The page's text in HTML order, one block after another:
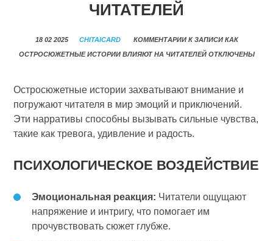
ЧИТАТЕЛЕЙ
18 02 2025 CHITAICARD КОММЕНТАРИИК ЗАПИСИ КАК
ОСТРОСЮЖЕТНЫЕ ИСТОРИИ ВЛИЯЮТ НА ЧИТАТЕЛЕЙОТКЛЮЧЕНЫ
Остросюжетные истории захватывают внимание и
погружают читателя в мир эмоций и приключений.
Эти нарративы способны вызывать сильные чувства,
такие как тревога, удивление и радость.
ПСИХОЛОГИЧЕСКОЕ ВОЗДЕЙСТВИЕ
Эмоциональная реакция: Читатели ощущают
напряжение и интригу, что помогает им
прочувствовать сюжет глубже.